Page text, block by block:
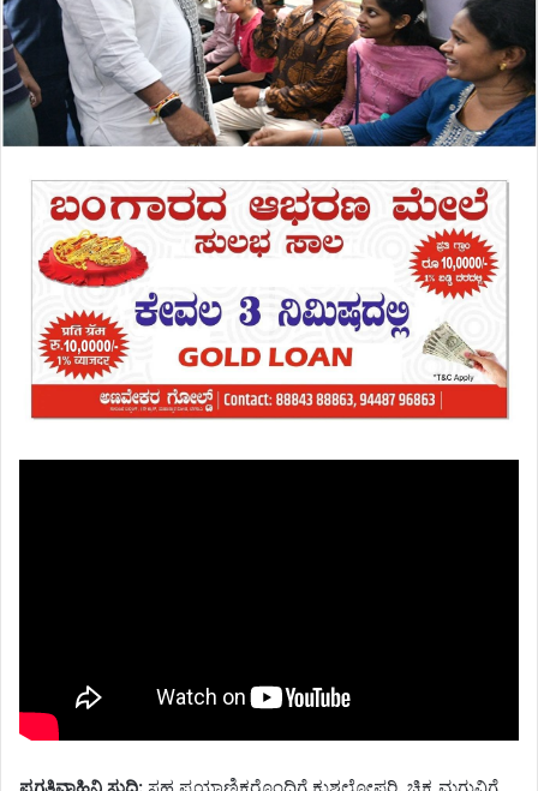
ಪ್ರಗತಿವಾಹಿನಿ ಸುದ್ದಿ: ಸಹ ಪ್ರಯಾಣಿಕರೊಂದಿಗೆ ಕುಶಲೋಪರಿ, ಚಿಕ್ಕ ಮಗುವಿಗೆ